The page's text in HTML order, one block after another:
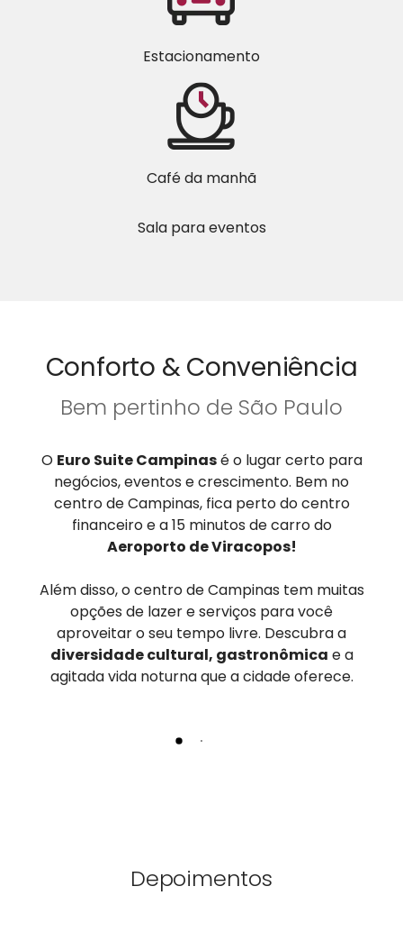
Estacionamento
Café da manhã
Sala para eventos
Conforto & Conveniência
Bem pertinho de São Paulo
O Euro Suite Campinasé o lugar certo para
negócios, eventos e crescimento. Bem no
centro de Campinas, fica perto do centro
financeiro e a 15 minutos de carro do
Aeroporto de Viracopos!
Além disso, o centro de Campinas tem muitas
opções de lazer e serviços para você
aproveitar o seu tempo livre. Descubra a
diversidade cultural, gastronômica e a
agitada vida noturna que a cidade oferece.
Depoimentos